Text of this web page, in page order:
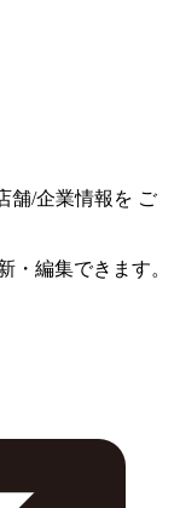
舗/企業情報を ご
・編集できます。